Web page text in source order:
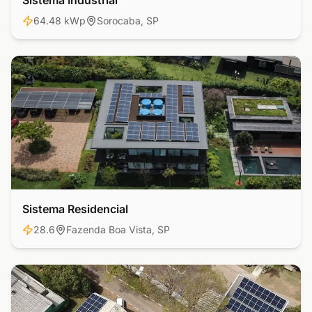
64.48 kWp Sorocaba, SP
Residencial
Sistema Residencial
28.6 Fazenda Boa Vista, SP